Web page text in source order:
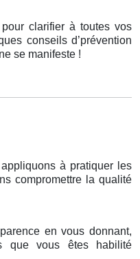
clarifier à toutes vos
conseils d’prévention
se manifeste !
à pratiquer les
compromettre la qualité
en vous donnant,
que vous êtes habilité